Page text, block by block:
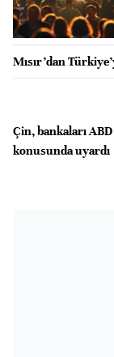
Mısır’dan
Çin, bankaları
konusunda uyardı